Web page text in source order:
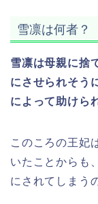
雪凛は何者？
雪凛は母親に捨
にさせられそう
によって助けら
このころの王妃
いたことからも
にされてしまう